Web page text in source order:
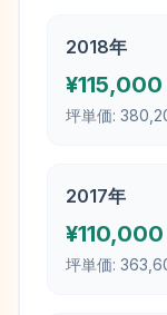
2018年
¥115,000
坪単価:
2017年
¥110,000
坪単価: